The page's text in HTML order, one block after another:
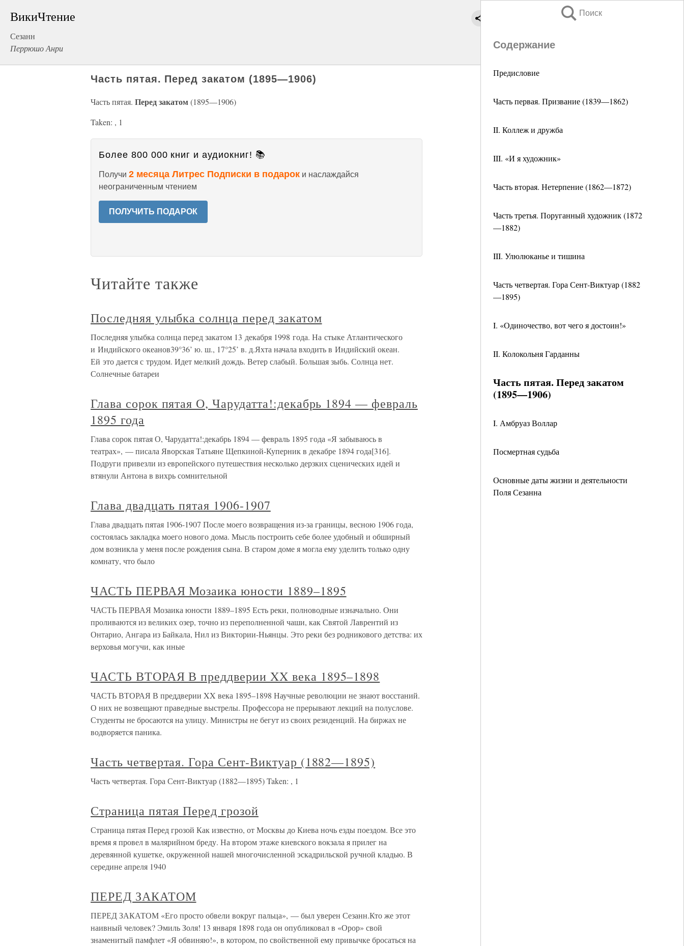
ВикиЧтение
Сезанн
Перрюшо Анри
Поиск
Содержание
Предисловие
Часть первая. Призвание (1839—1862)
II. Коллеж и дружба
III. «И я художник»
Часть вторая. Нетерпение (1862—1872)
Часть третья. Поруганный художник (1872
—1882)
III. Улюлюканье и тишина
Часть четвертая. Гора Сент-Виктуар (1882
—1895)
I. «Одиночество, вот чего я достоин!»
II. Колокольня Гарданны
Часть пятая. Перед закатом
(1895—1906)
I. Амбруаз Воллар
Посмертная судьба
Основные даты жизни и деятельности
Поля Сезанна
Часть пятая. Перед закатом (1895—1906)
Часть пятая. Перед закатом(1895—1906)
Taken: , 1
Более 800 000 книг и аудиокниг! 📚
Получи 2 месяца Литрес Подписки в подарок и наслаждайся
неограниченным чтением
ПОЛУЧИТЬ ПОДАРОК
Читайте также
Последняя улыбка солнца перед закатом
Последняя улыбка солнца перед закатом 13 декабря 1998 года. На стыке Атлантического
и Индийского океанов39°36’ ю. ш., 17°25’ в. д.Яхта начала входить в Индийский океан.
Ей это дается с трудом. Идет мелкий дождь. Ветер слабый. Большая зыбь. Солнца нет.
Солнечные батареи
Глава сорок пятая О, Чарудатта!:декабрь 1894 — февраль
1895 года
Глава сорок пятая О, Чарудатта!:декабрь 1894 — февраль 1895 года «Я забываюсь в
театрах», — писала Яворская Татьяне Щепкиной-Куперник в декабре 1894 года[316].
Подруги привезли из европейского путешествия несколько дерзких сценических идей и
втянули Антона в вихрь сомнительной
Глава двадцать пятая 1906-1907
Глава двадцать пятая 1906-1907 После моего возвращения из-за границы, весною 1906 года,
состоялась закладка моего нового дома. Мысль построить себе более удобный и обширный
дом возникла у меня после рождения сына. В старом доме я могла ему уделить только одну
комнату, что было
ЧАСТЬ ПЕРВАЯ Мозаика юности 1889–1895
ЧАСТЬ ПЕРВАЯ Мозаика юности 1889–1895 Есть реки, полноводные изначально. Они
проливаются из великих озер, точно из переполненной чаши, как Святой Лаврентий из
Онтарио, Ангара из Байкала, Нил из Виктории-Ньянцы. Это реки без родникового детства: их
верховья могучи, как иные
ЧАСТЬ ВТОРАЯ В преддверии XX века 1895–1898
ЧАСТЬ ВТОРАЯ В преддверии XX века 1895–1898 Научные революции не знают восстаний.
О них не возвещают праведные выстрелы. Профессора не прерывают лекций на полуслове.
Студенты не бросаются на улицу. Министры не бегут из своих резиденций. На биржах не
водворяется паника.
Часть четвертая. Гора Сент-Виктуар (1882—1895)
Часть четвертая. Гора Сент-Виктуар (1882—1895) Taken: , 1
Страница пятая Перед грозой
Страница пятая Перед грозой Как известно, от Москвы до Киева ночь езды поездом. Все это
время я провел в малярийном бреду. На втором этаже киевского вокзала я прилег на
деревянной кушетке, окруженной нашей многочисленной эскадрильской ручной кладью. В
середине апреля 1940
ПЕРЕД ЗАКАТОМ
ПЕРЕД ЗАКАТОМ «Его просто обвели вокруг пальца», — был уверен Сезанн.Кто же этот
наивный человек? Эмиль Золя! 13 января 1898 года он опубликовал в «Орор» свой
знаменитый памфлет «Я обвиняю!», в котором, по свойственной ему привычке бросаться на